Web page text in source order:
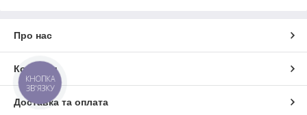
Про нас
Контакти
Доставка та оплата
КНОПКА
ЗВ'ЯЗКУ